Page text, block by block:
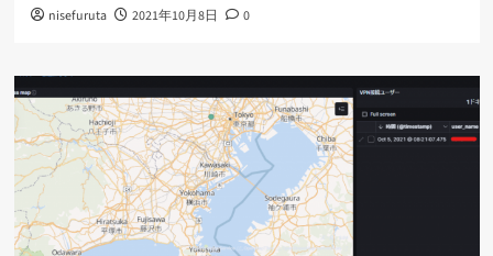
nisefuruta 2021年10月8日 0